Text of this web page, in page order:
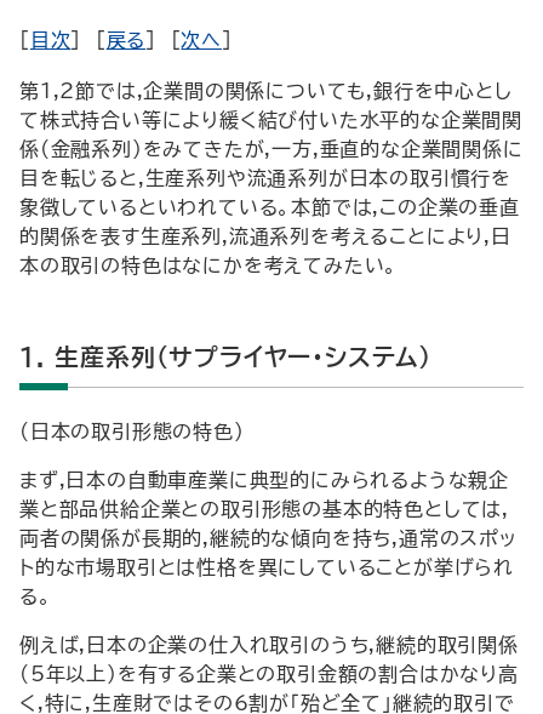
目次 戻る ] [次へ
第1,2節では,企業間の関係についても,銀行を中心とし
て株式持合い等により緩く結び付いた水平的な企業間関
係(金融系列)をみてきたが,一方,垂直的な企業間関係に
目を転じると,生産系列や流通系列が日本の取引慣行を
象徴しているといわれている。本節では,この企業の垂直
的関係を表す生産系列,流通系列を考えることにより,日
本の取引の特色はなにかを考えてみたい。
1. 生産系列(サプライヤー・システム)
(日本の取引形態の特色)
まず,日本の自動車産業に典型的にみられるような親企
業と部品供給企業との取引形態の基本的特色としては,
両者の関係が長期的,継続的な傾向を持ち,通常のスポッ
ト的な市場取引とは性格を異にしていることが挙げられ
る。
例えば,日本の企業の仕入れ取引のうち,継続的取引関係
(5年以上)を有する企業との取引金額の割合はかなり高
く,特に,生産財ではその6割が「殆ど全て」継続的取引で